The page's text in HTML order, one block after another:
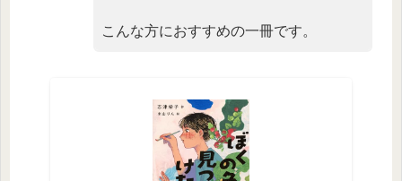
こんな方におすすめの一冊です。